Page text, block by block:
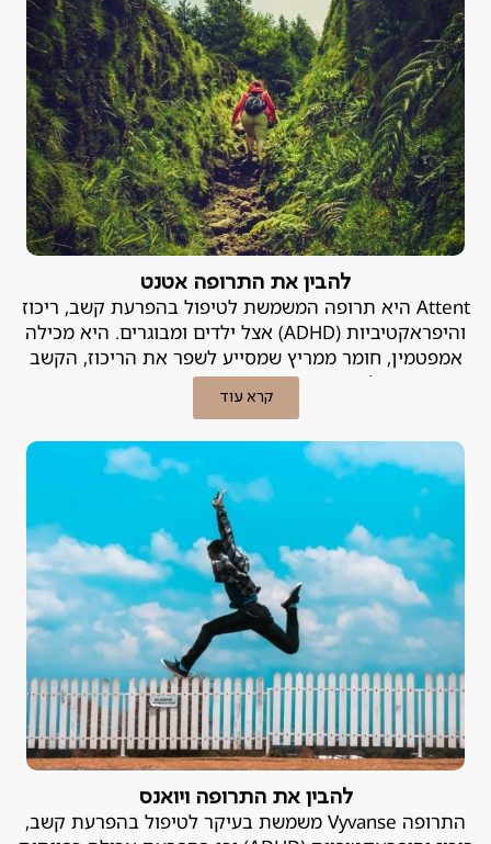
להבין את התרופה אטנט
Attent היא תרופה המשמשת לטיפול בהפרעת קשב, ריכוז
והיפראקטיביות (ADHD) אצל ילדים ומבוגרים. היא מכילה
אמפטמין, חומר ממריץ שמסייע לשפר את הריכוז, הקשב
והשליטה בדחפים. פסיכיאטר פרטי מסביר.
קרא עוד
להבין את התרופה ויואנס
התרופה Vyvanse משמשת בעיקר לטיפול בהפרעת קשב,